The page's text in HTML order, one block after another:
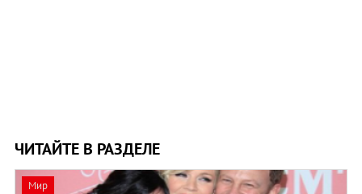
ЧИТАЙТЕ В РАЗДЕЛЕ
Мир